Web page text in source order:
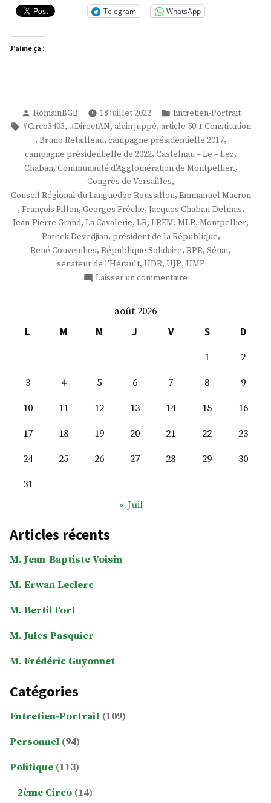
Grand »Telegram WhatsApp
J’aime ça :
Publié
par
RomainBGB 18 juillet 2022
Publié
dans
Entretien-Portrait
Étiquettes :
#Circo3403, #DirectAN, alain juppé, article 50-1 Constitution
, Bruno Retailleau, campagne présidentielle 2017,
campagne présidentielle de 2022, Castelnau – Le – Lez,
Chaban, Communauté d’Agglomération de Montpellier.,
Congrès de Versailles,
Conseil Régional du Languedoc-Roussillon, Emmanuel Macron
, François Fillon, Georges Frêche, Jacques Chaban-Delmas,
Jean-Pierre Grand, La Cavalerie, LR, LREM, MLR, Montpellier,
Patrick Devedjian, président de la République,
René Couveinhes, République Solidaire, RPR, Sénat,
sénateur de l'Hérault, UDR, UJP, UMP
Laisser un commentaire
Grand
août 2026
L
M M J V S
D
1
2
3
4 5 6 7 8
9
10
11 12 13 14 15
16
17
18 19 20 21 22
23
24
25 26 27 28 29
30
31
« Juil
Articles récents
M. Jean-Baptiste Voisin
M. Erwan Leclerc
M. Bertil Fort
M. Jules Pasquier
M. Frédéric Guyonnet
Catégories
Entretien-Portrait (109)
Personnel (94)
Politique (113)
2ème Circo (14)